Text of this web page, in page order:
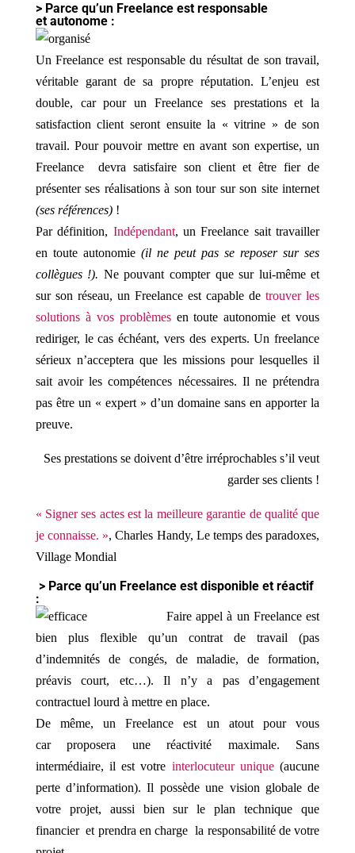
> Parce qu’un Freelance est responsable
et autonome :
Un Freelance est responsable du résultat de son travail,
véritable garant de sa propre réputation. L’enjeu est
double, car pour un Freelance ses prestations et la
satisfaction client seront ensuite la « vitrine » de son
travail. Pour pouvoir mettre en avant son expertise, un
Freelance devra satisfaire son client et être fier de
présenter ses réalisations à son tour sur son site internet
(ses références)!
Par définition, Indépendant, un Freelance sait travailler
en toute autonomie (il ne peut pas se reposer sur ses
collègues !). Ne pouvant compter que sur lui-même et
sur son réseau, un Freelance est capable detrouver les
solutions à vos problèmesen toute autonomie et vous
rediriger, le cas échéant, vers des experts. Un freelance
sérieux n’acceptera que les missions pour lesquelles il
sait avoir les compétences nécessaires. Il ne prétendra
pas être un « expert » d’un domaine sans en apporter la
preuve.
Ses prestations se doivent d’être irréprochables s’il veut
garder ses clients !
« Signer ses actes est la meilleure garantie de qualité que
je connaisse. », Charles Handy, Le temps des paradoxes,
Village Mondial
> Parce qu’un Freelance est disponible et réactif
:
Faire appel à un Freelance est
bien plus flexible qu’un contrat de travail (pas
d’indemnités de congés, de maladie, de formation,
préavis court, etc…). Il n’y a pas d’engagement
contractuel lourd à mettre en place.
De même, un Freelance est un atout pour vous
car proposera une réactivité maximale. Sans
intermédiaire, il est votre interlocuteur unique(aucune
perte d’information). Il possède une vision globale de
votre projet, aussi bien sur le plan technique que
financier et prendra en charge la responsabilité de votre